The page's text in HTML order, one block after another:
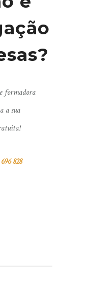
formadora
a sua
828